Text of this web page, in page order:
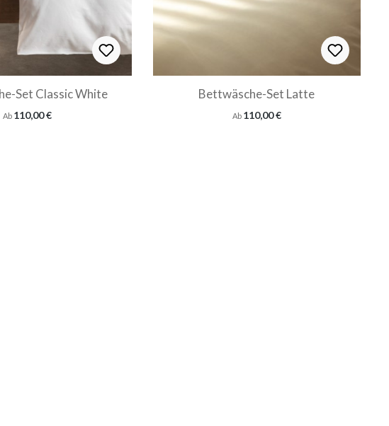
Set Classic White
Regulärer Preis:
Ab 110,00 €
Bettwäsche-Set Latte
Regulärer Preis:
Ab 110,00 €